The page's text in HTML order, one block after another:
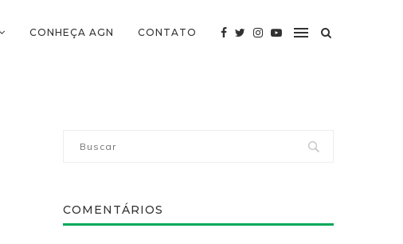
CONHEÇA AGN CONTATO
COMENTÁRIOS